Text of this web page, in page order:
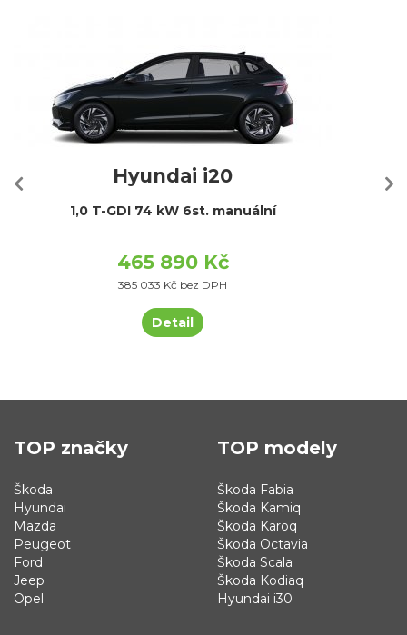
Hyundai i20
1,0 T-GDI 74 kW 6st. manuální
465 890 Kč
385 033 Kč bez DPH
Detail
TOP značky
Škoda
Hyundai
Mazda
Peugeot
Ford
Jeep
Opel
TOP modely
Škoda Fabia
Škoda Kamiq
Škoda Karoq
Škoda Octavia
Škoda Scala
Škoda Kodiaq
Hyundai i30